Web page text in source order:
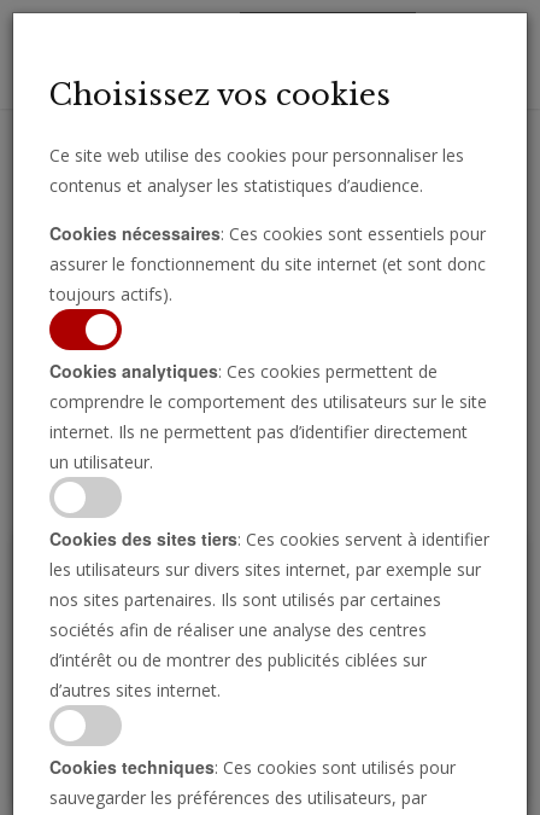
importantes directement par e-mail.
Regarder l’émission
P
Choisissez vos cookies
Ce site web utilise des cookies pour personnaliser les
contenus et analyser les statistiques d’audience.
Cookies nécessaires: Ces cookies sont essentiels pour
assurer le fonctionnement du site internet (et sont donc
toujours actifs).
Cookies analytiques: Ces cookies permettent de
comprendre le comportement des utilisateurs sur le site
internet. Ils ne permettent pas d’identifier directement
un utilisateur.
Cookies des sites tiers: Ces cookies servent à identifier
les utilisateurs sur divers sites internet, par exemple sur
nos sites partenaires. Ils sont utilisés par certaines
sociétés afin de réaliser une analyse des centres
d’intérêt ou de montrer des publicités ciblées sur
d’autres sites internet.
Cookies techniques: Ces cookies sont utilisés pour
sauvegarder les préférences des utilisateurs, par